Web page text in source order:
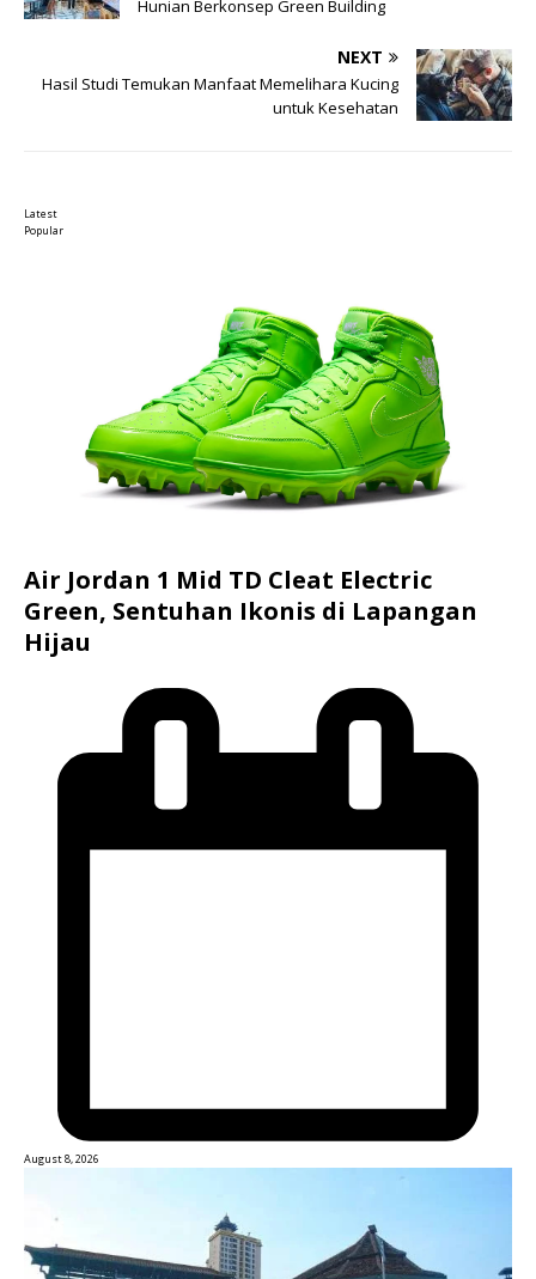
Hunian Berkonsep Green Building
NEXT
Hasil Studi Temukan Manfaat Memelihara Kucing
untuk Kesehatan
Latest
Popular
Air Jordan 1 Mid TD Cleat Electric
Green, Sentuhan Ikonis di Lapangan
Hijau
August 8, 2026